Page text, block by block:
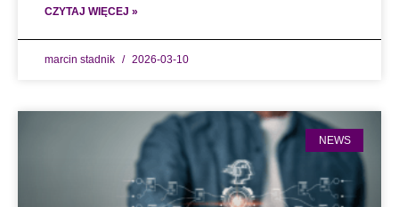
CZYTAJ WIĘCEJ »
marcin stadnik 2026-03-10
NEWS